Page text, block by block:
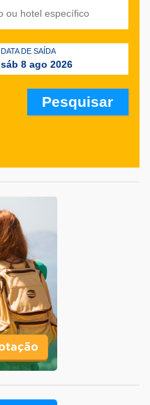
DATA DE SAÍDA
sáb 8 ago 2026